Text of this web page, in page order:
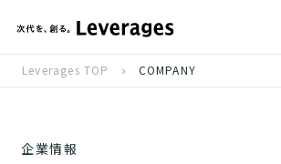
Leverages TOP COMPANY
企業情報